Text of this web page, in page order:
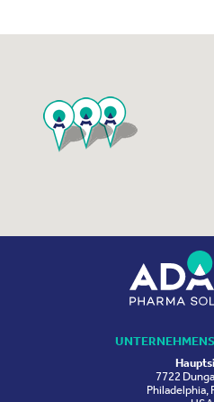
7722
Philadelphia,